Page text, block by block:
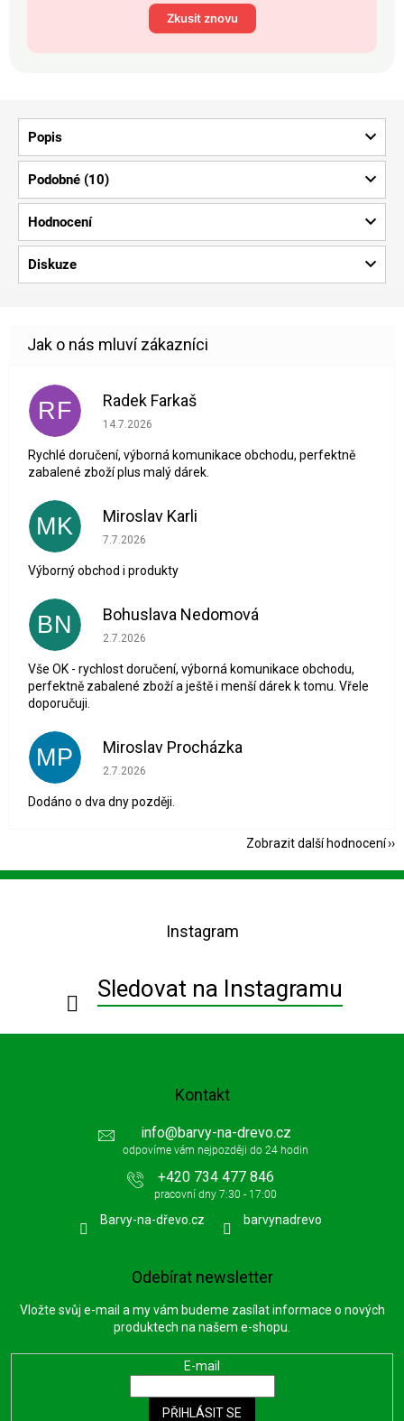
Zkusit znovu
Popis
Podobné (10)
Hodnocení
Diskuze
RF Radek Farkaš
Hodnocení obchodu je 5 z 5 hvězdiček.
14.7.2026
Rychlé doručení, výborná komunikace obchodu, perfektně
zabalené zboží plus malý dárek.
MK Miroslav Karli
Hodnocení obchodu je 5 z 5 hvězdiček.
7.7.2026
Výborný obchod i produkty
BN Bohuslava Nedomová
Hodnocení obchodu je 5 z 5 hvězdiček.
2.7.2026
Vše OK - rychlost doručení, výborná komunikace obchodu,
perfektně zabalené zboží a ještě i menší dárek k tomu. Vřele
doporučuji.
MP Miroslav Procházka
Hodnocení obchodu je 1 z 5 hvězdiček.
2.7.2026
Dodáno o dva dny později.
Zobrazit další hodnocení
Z
Instagram
Sledovat na Instagramu
Kontakt
info@barvy-na-drevo.cz
+420 734 477 846
Barvy-na-dřevo.cz barvynadrevo
Odebírat newsletter
Vložte svůj e-mail a my vám budeme zasílat informace o nových
produktech na našem e-shopu.
E-mail
PŘIHLÁSIT SE